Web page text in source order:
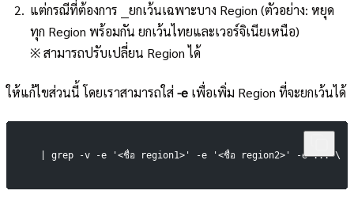
แต่กรณีที่ต้องการ __ยกเว้นเฉพาะบาง Region (ตัวอย่าง: หยุด
ทุก Region พร้อมกัน ยกเว้นไทยและเวอร์จิเนียเหนือ)
※ สามารถปรับเปลี่ยน Region ได้
ให้แก้ไขส่วนนี้ โดยเราสามารถใส่-e เพื่อเพิ่ม Region ที่จะยกเว้นได้
  | grep -v -e '<ชื่อ region1>' -e '<ชื่อ region2>' -e ... \